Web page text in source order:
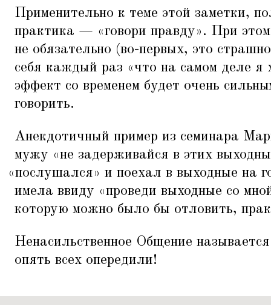
Применительно к теме этой заметки,
практика — «говори правду». При
не обязательно (во-первых, это
себя каждый раз «что на самом деле я
эффект со временем будет очень
говорить.
Анекдотичный пример из семинара
мужу «не задерживайся в этих
«послушался» и поехал в выходные на
имела ввиду «проведи выходные со
которую можно было бы отловить,
Ненасильственное Общение
опять всех опередили!